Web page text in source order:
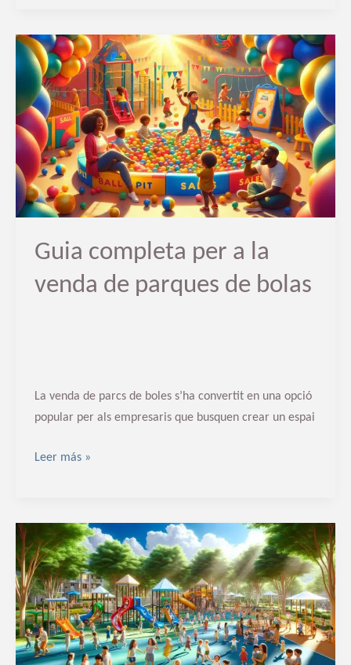
Guia completa per a la
venda de parques de bolas
La venda de parcs de boles s’ha convertit en una opció
popular per als empresaris que busquen crear un espai
Guia
completa
per
a
la
venda
de
parques
de
Leer más »
Proveedores
de
parques
infantiles